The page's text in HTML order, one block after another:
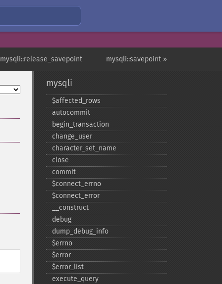
mysqli::savepoint »
mysqli
$affected_​rows
autocommit
begin_​transaction
change_​user
character_​set_​name
close
commit
$connect_​errno
$connect_​error
_​_​construct
debug
dump_​debug_​info
$errno
$error
$error_​list
execute_​query